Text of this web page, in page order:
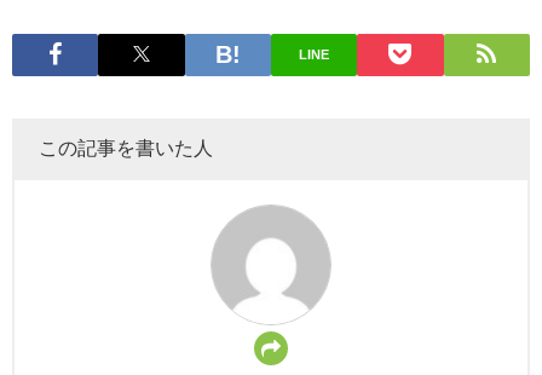
LINE
この記事を書いた人